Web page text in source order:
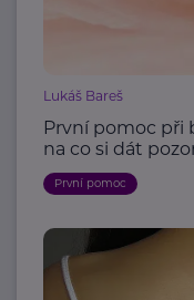
Lukáš Bareš
První pomoc při
na co si dát
První pomoc